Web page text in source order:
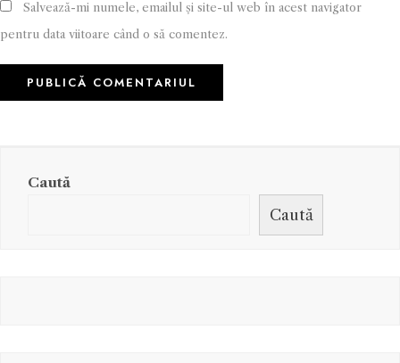
Salvează-mi numele, emailul și site-ul web în acest navigator
pentru data viitoare când o să comentez.
Caută
Caută